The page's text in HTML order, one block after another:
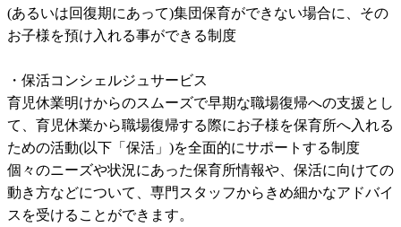
(あるいは回復期にあって)集団保育ができない場合に、その
お子様を預け入れる事ができる制度
・保活コンシェルジュサービス
育児休業明けからのスムーズで早期な職場復帰への支援とし
て、育児休業から職場復帰する際にお子様を保育所へ入れる
ための活動(以下「保活」)を全面的にサポートする制度
個々のニーズや状況にあった保育所情報や、保活に向けての
動き方などについて、専門スタッフからきめ細かなアドバイ
スを受けることができます。